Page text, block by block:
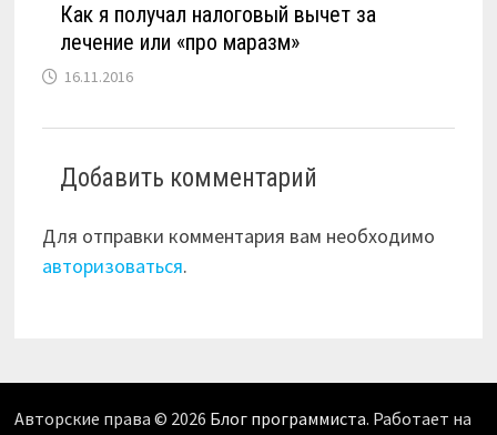
Как я получал налоговый вычет за
лечение или «про маразм»
16.11.2016
Добавить комментарий
Для отправки комментария вам необходимо
авторизоваться.
Авторские права © 2026 Блог программиста. Работает на